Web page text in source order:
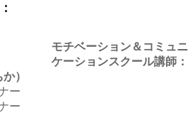
モチベーション＆コミュニ
ケーションスクール講師：
）
ー
ー